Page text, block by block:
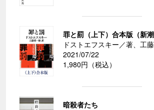
罪と罰（上下）合本版（新潮
ドストエフスキー／著、工
2021/07/22
1,980円（税込）
暗殺者たち